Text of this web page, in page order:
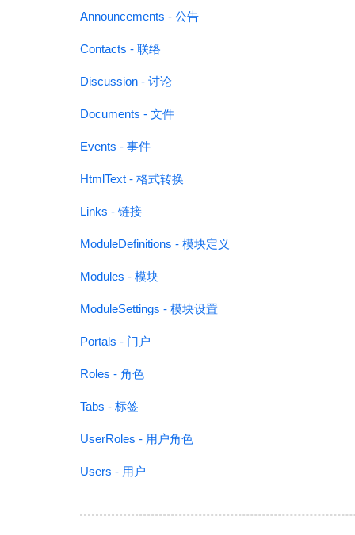
Announcements - 公告
Contacts - 联络
Discussion - 讨论
Documents - 文件
Events - 事件
HtmlText - 格式转换
Links - 链接
ModuleDefinitions - 模块定义
Modules - 模块
ModuleSettings - 模块设置
Portals - 门户
Roles - 角色
Tabs - 标签
UserRoles - 用户角色
Users - 用户